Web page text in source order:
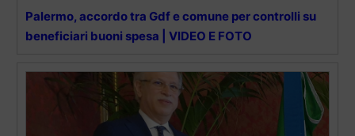
Palermo, accordo tra Gdf e comune per controlli su
beneficiari buoni spesa | VIDEO E FOTO